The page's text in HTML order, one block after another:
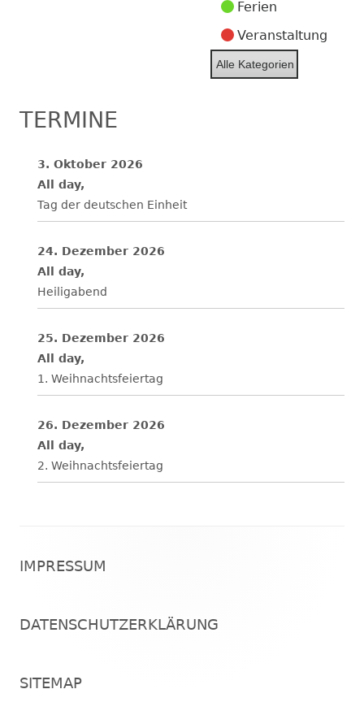
Ferien
Veranstaltung
Alle Kategorien
TERMINE
3. Oktober 2026
All day,
Tag der deutschen Einheit
24. Dezember 2026
All day,
Heiligabend
25. Dezember 2026
All day,
1. Weihnachtsfeiertag
26. Dezember 2026
All day,
2. Weihnachtsfeiertag
Inhalt
IMPRESSUM
DATENSCHUTZERKLÄRUNG
SITEMAP